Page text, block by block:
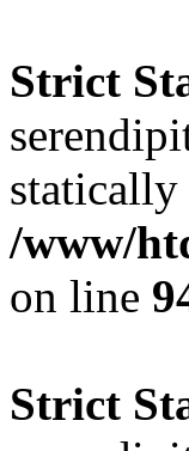
Strict
statically
/www/
on line
Strict